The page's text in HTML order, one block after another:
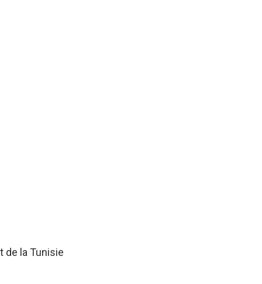
de la Tunisie